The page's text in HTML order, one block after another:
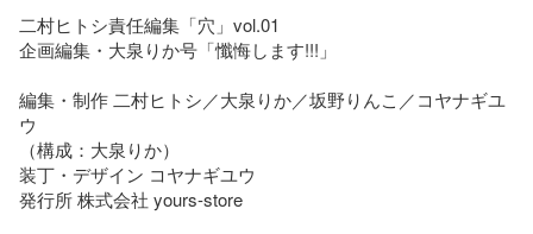
二村ヒトシ責任編集「穴」vol.01
企画編集・大泉りか号「懺悔します!!!」
編集・制作 二村ヒトシ／大泉りか／坂野りんこ／コヤナギユ
ウ
（構成：大泉りか）
装丁・デザイン コヤナギユウ
発行所 株式会社 yours-store